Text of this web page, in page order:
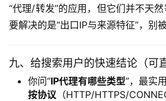
“代理/转发”的应用，但它们并不天
要解决的是“出口IP与来源特征”，别
九、给搜索用户的快速结论（可
你问“IP代理有哪些类型”，最实
按协议 （HTTP/HTTPS/